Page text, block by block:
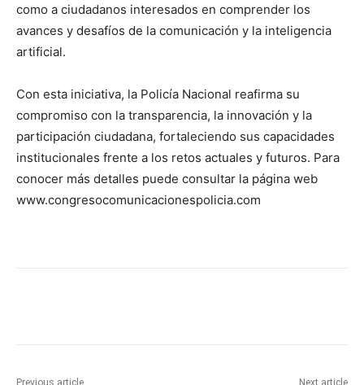
como a ciudadanos interesados en comprender los
avances y desafíos de la comunicación y la inteligencia
artificial.
Con esta iniciativa, la Policía Nacional reafirma su
compromiso con la transparencia, la innovación y la
participación ciudadana, fortaleciendo sus capacidades
institucionales frente a los retos actuales y futuros. Para
conocer más detalles puede consultar la página web
www.congresocomunicacionespolicia.com
Previous article Next article